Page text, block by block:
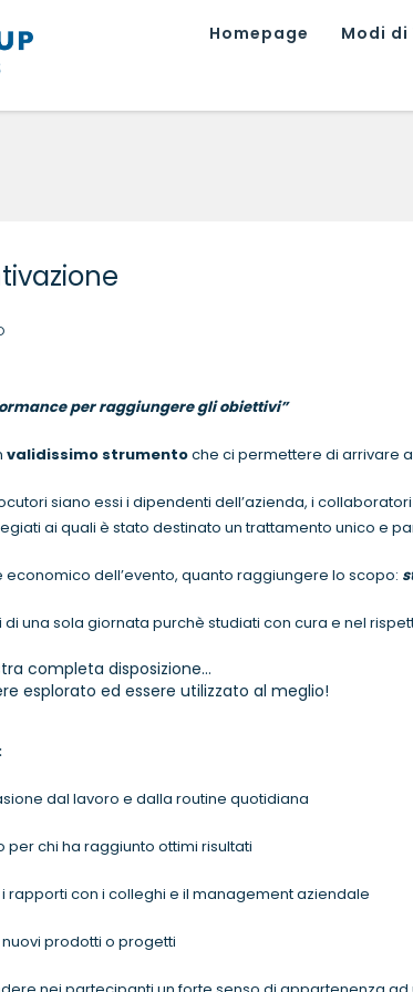
Homepage Modi
per raggiungere gli obiettivi”
validissimo strumentoche ci permettere di arrivare
siano essi i dipendenti dell’azienda, i
ai quali è stato destinato un trattamento unico e
dell’evento, quanto raggiungere lo scopo:
una sola giornata purchè studiati con cura e nel
completa disposizione…
esplorato ed essere utilizzato al meglio!
dal lavoro e dalla routine quotidiana
chi ha raggiunto ottimi risultati
rapporti con i colleghi e il management aziendale
prodotti o progetti